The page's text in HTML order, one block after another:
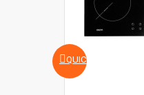
QUICKVIEW